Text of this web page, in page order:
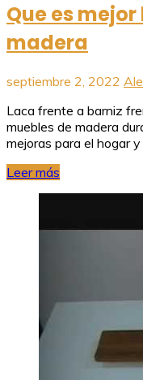
Que es
madera
septiembre 2, 2022
Laca frente a barniz
muebles de madera
mejoras para el hogar
Leer más